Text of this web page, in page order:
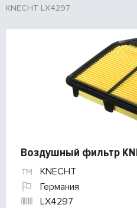
KNECHT LX4297
Воздушный фильтр
KNECHT
Германия
LX4297